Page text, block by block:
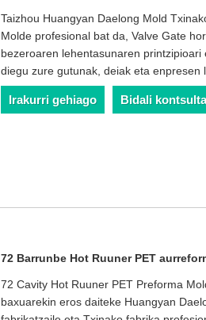
Taizhou Huangyan Daelong Mold
Molde profesional bat da, Valve Gate
bezeroaren lehentasunaren
diegu zure gutunak, deiak eta enpresen
Irakurri gehiago Bidali
72 Barrunbe Hot Ruuner PET
72 Cavity Hot Ruuner PET Preforma
baxuarekin eros daiteke Huangyan